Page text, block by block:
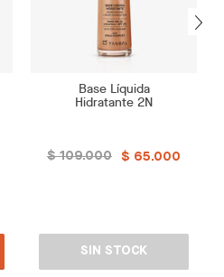
Base Líquida
Hidratante 2N
$ 109.000 $ 65.000
SIN STOCK